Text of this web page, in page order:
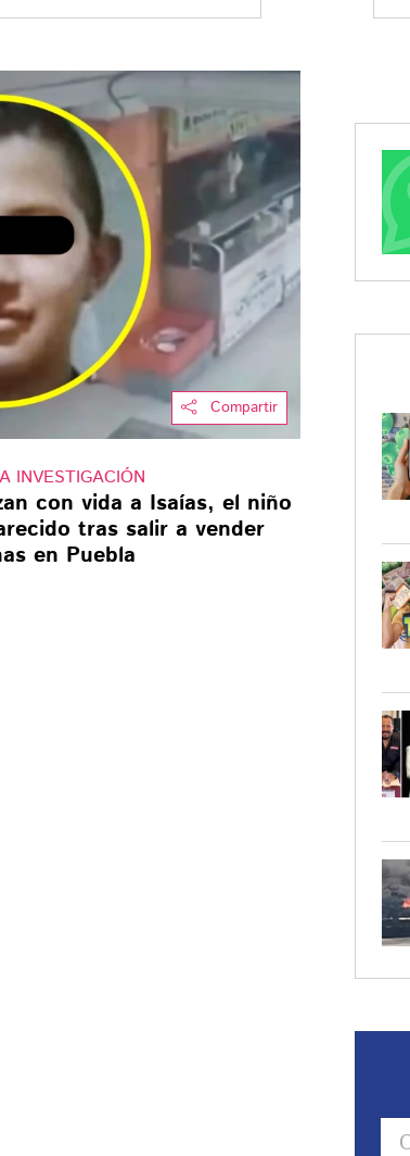
Compartir
INVESTIGACIÓN
con vida a Isaías, el niño
tras salir a vender
en Puebla